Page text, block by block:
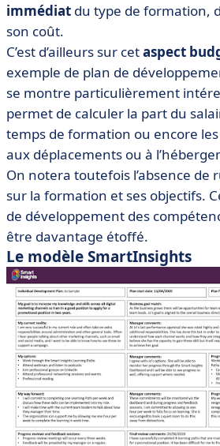
immédiat du type de formation,
son coût.
C’est d’ailleurs sur cetaspect
exemple de plan de
se montre particulièrement
permet de calculer la part du
temps de formation ou encore
aux déplacements ou à
On notera toutefois l’absence de
sur la formation et ses objectifs.
de développement des
être davantage étoffé.
Le modèle SmartInsights